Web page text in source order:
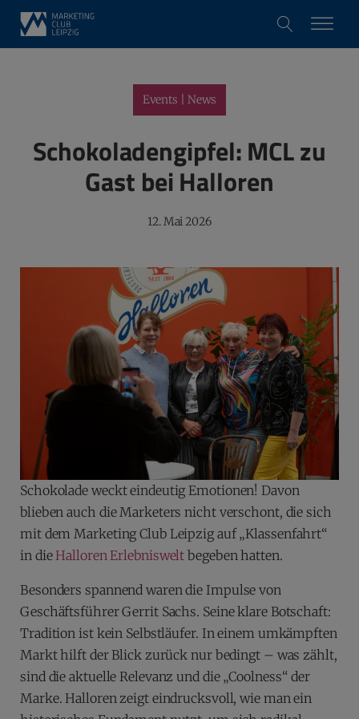
Events | News
Schokoladengipfel: MCL zu
Gast bei Halloren
12. Mai 2026
Schokolade weckt eindeutig Emotionen! Davon
blieben auch die Marketers nicht verschont, die sich
mit dem Marketing Club Leipzig auf „Klassenfahrt“
in dieHalloren Erlebniswelt begeben hatten.
Besonders spannend waren die Impulse von
Geschäftsführer Gerrit Sachs. Seine klare Botschaft:
Tradition ist kein Selbstläufer. In einem umkämpften
Markt hilft der Blick zurück nur bedingt – was zählt,
sind die aktuelle Relevanz und die „Coolness“ der
Marke. Halloren zeigt eindrucksvoll, wie man ein